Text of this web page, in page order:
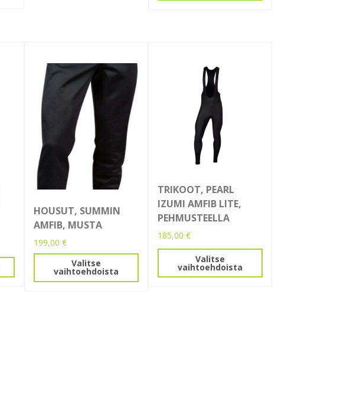
HOUSUT, SUMMIN
AMFIB, MUSTA
199,00 €
Valitse
vaihtoehdoista
tuotteella
TRIKOOT, PEARL
IZUMI AMFIB LITE,
PEHMUSTEELLA
185,00 €
Valitse
vaihtoehdoista
Tällä
tuotteella
on